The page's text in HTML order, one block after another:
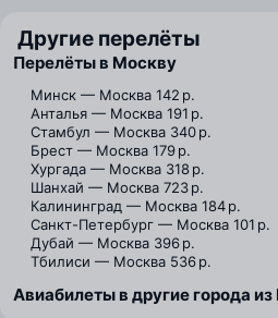
Другие перелёты
Перелёты в Москву
Минск — Москва 142 р.
Анталья — Москва 191 р.
Стамбул — Москва 340 р.
Брест — Москва 179 р.
Хургада — Москва 318 р.
Шанхай — Москва 723 р.
Калининград — Москва 184 р.
Санкт-Петербург — Москва 101 р.
Дубай — Москва 396 р.
Тбилиси — Москва 536 р.
Авиабилеты в другие города